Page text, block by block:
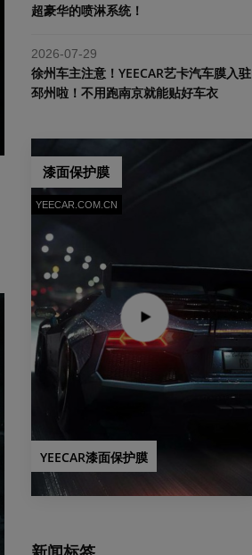
超豪华的喷淋系统！
2026-07-29
​徐州车主注意！YEECAR艺卡汽车膜入驻
邳州啦！不用跑南京就能贴好车衣
漆面保护膜
YEECAR.COM.CN
YEECAR漆面保护膜